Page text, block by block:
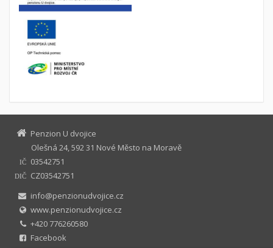
Penzion U dvojice
Olešná 24, 592 31 Nové Město na Moravě
IČ 03542751
DIČ
CZ03542751
info@penzionudvojice.cz
www.penzionudvojice.cz
+420 776260580
Facebook